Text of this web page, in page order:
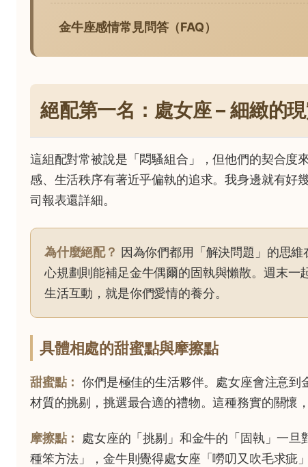
金牛座感情常見問答（FAQ）
絕配第一名：處女座 – 細緻的
這組配對常被說是「悶騷組合」，但他們的契合度
感、生活秩序有著近乎偏執的追求。我身邊就有好
司報表還詳細。
為什麼絕配？ 因為你們都用「解決問題」的思
心規劃則能補足金牛偶爾的固執與懶散。週末
生活互動，就是你們愛情的養分。
具體相處的甜蜜點與摩擦點
甜蜜點： 你們是極佳的生活夥伴。處女座會注意
材質的挑剔，挑選最合適的禮物。這種務實的關懷
摩擦點：
處女座的「挑剔」和金牛的「固執」一
種笨方法」，金牛則覺得處女座「嘮叨又吹毛求疵